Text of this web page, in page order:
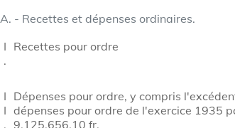
A. - Recettes et dépenses ordinaires.
I
.
Recettes pour ordre
I
I
.
Dépenses pour ordre, y compris
dépenses pour ordre de l'exercice 1935
9.125.656,10 fr.